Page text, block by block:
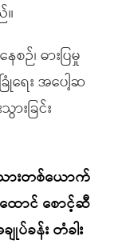
ဉ်၊ ဓားပြမှု
ရေး အပေါ့ဆ
းခြင်း
ားတစ်ယောက်
ထောင် စောင့်ဆီ
ခန်း တံခါး